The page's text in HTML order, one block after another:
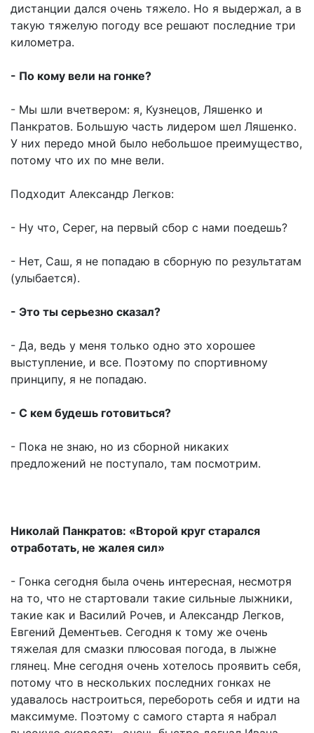
дистанции дался очень тяжело. Но я выдержал, а в
такую тяжелую погоду все решают последние три
километра.
- По кому вели на гонке?
- Мы шли вчетвером: я, Кузнецов, Ляшенко и
Панкратов. Большую часть лидером шел Ляшенко.
У них передо мной было небольшое преимущество,
потому что их по мне вели.
Подходит Александр Легков:
- Ну что, Серег, на первый сбор с нами поедешь?
- Нет, Саш, я не попадаю в сборную по результатам
(улыбается).
- Это ты серьезно сказал?
- Да, ведь у меня только одно это хорошее
выступление, и все. Поэтому по спортивному
принципу, я не попадаю.
- С кем будешь готовиться?
- Пока не знаю, но из сборной никаких
предложений не поступало, там посмотрим.
Николай Панкратов: «Второй круг старался
отработать, не жалея сил»
- Гонка сегодня была очень интересная, несмотря
на то, что не стартовали такие сильные лыжники,
такие как и Василий Рочев, и Александр Легков,
Евгений Дементьев. Сегодня к тому же очень
тяжелая для смазки плюсовая погода, в лыжне
глянец. Мне сегодня очень хотелось проявить себя,
потому что в нескольких последних гонках не
удавалось настроиться, перебороть себя и идти на
максимуме. Поэтому с самого старта я набрал